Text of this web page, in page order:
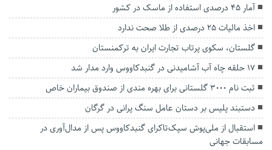
آمار ۴۵ درصدی استفاده از ماسک در کشور
اخذ مالیات ۲۵ درصدی از طلا صحت ندارد
گلستان، سکوی پرتاب تجارت ایران به ترکمنستان
۱۷ حلقه چاه آب آشامیدنی در گنبدکاووس وارد مدار شد
ثبت نام ۳۰۰۰ گلستانی برای بهره مندی از صندوق بیماران خاص
دستبند پلیس بر دستان عامل سنگ پرانی در گرگان
استقبال از ملی‌پوش سپک‌تاکرای گنبدکاووس پس از مدال‌آوری در
مسابقات جهانی